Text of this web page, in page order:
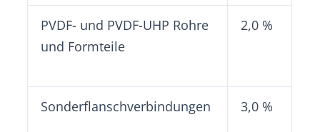
PVDF- und PVDF-UHP Rohre
und Formteile
2,0 %
Sonderflanschverbindungen 3,0 %